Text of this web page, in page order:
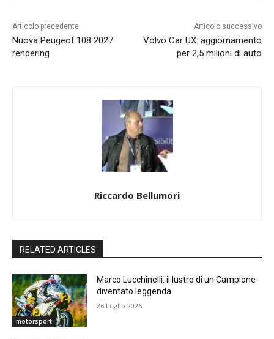
Articolo precedente
Nuova Peugeot 108 2027:
rendering
Articolo successivo
Volvo Car UX: aggiornamento
per 2,5 milioni di auto
Riccardo Bellumori
RELATED ARTICLES
motorsport
Marco Lucchinelli: il lustro di un Campione
diventato leggenda
26 Luglio 2026